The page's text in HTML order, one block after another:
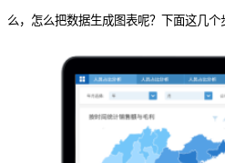
么，怎么把数据生成图表呢？下面这几个